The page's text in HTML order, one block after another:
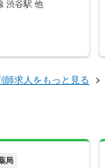
渋谷駅 他
師求人をもっと見る
局